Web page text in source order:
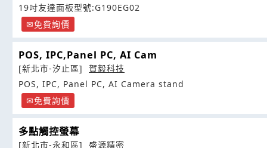
19吋友達面板型號:G190EG02
免費詢價
POS, IPC,Panel PC, AI Cam
[新北市-汐止區]
賀毅科技
POS, IPC, Panel PC, AI Camera stand
免費詢價
多點觸控螢幕
[新北市-永和區]
盛源精密